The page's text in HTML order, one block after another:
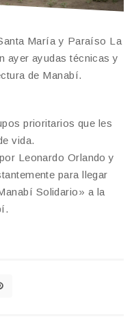
María y Paraíso La
ayer ayudas técnicas y
de Manabí.
prioritarios que les
vida.
Leonardo Orlando y
para llegar
Solidario» a la